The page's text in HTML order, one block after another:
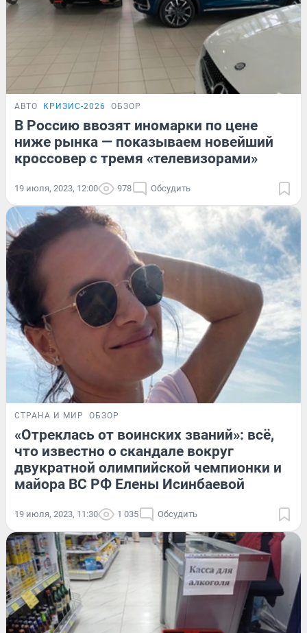
АВТО КРИЗИС-2026 ОБЗОР
В Россию ввозят иномарки по цене
ниже рынка — показываем новейший
кроссовер с тремя «телевизорами»
19 июля, 2023, 12:00 978 Обсудить
СТРАНА И МИР ОБЗОР
«Отреклась от воинских званий»: всё,
что известно о скандале вокруг
двукратной олимпийской чемпионки и
майора ВС РФ Елены Исинбаевой
19 июля, 2023, 11:30 1 035 Обсудить